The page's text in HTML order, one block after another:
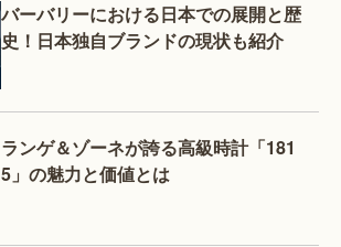
バーバリーにおける日本での展開と歴
史！日本独自ブランドの現状も紹介
ランゲ＆ゾーネが誇る高級時計「181
5」の魅力と価値とは